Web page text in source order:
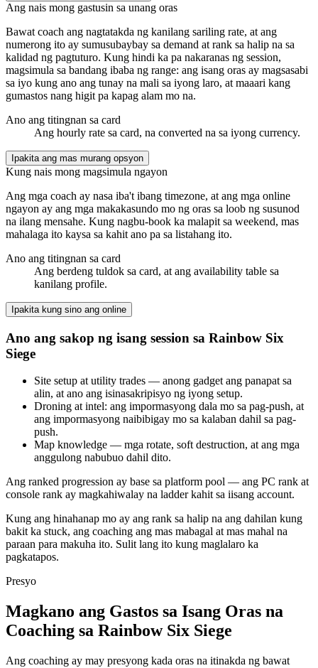
Ang nais mong gastusin sa unang oras
Bawat coach ang nagtatakda ng kanilang sariling rate, at ang
numerong ito ay sumusubaybay sa demand at rank sa halip na sa
kalidad ng pagtuturo. Kung hindi ka pa nakaranas ng session,
magsimula sa bandang ibaba ng range: ang isang oras ay magsasabi
sa iyo kung ano ang tunay na mali sa iyong laro, at maaari kang
gumastos nang higit pa kapag alam mo na.
Ano ang titingnan sa card
Ang hourly rate sa card, na converted na sa iyong currency.
Ipakita ang mas murang opsyon
Kung nais mong magsimula ngayon
Ang mga coach ay nasa iba't ibang timezone, at ang mga online
ngayon ay ang mga makakasundo mo ng oras sa loob ng susunod
na ilang mensahe. Kung nagbu-book ka malapit sa weekend, mas
mahalaga ito kaysa sa kahit ano pa sa listahang ito.
Ano ang titingnan sa card
Ang berdeng tuldok sa card, at ang availability table sa
kanilang profile.
Ipakita kung sino ang online
Ano ang sakop ng isang session sa Rainbow Six
Siege
Site setup at utility trades — anong gadget ang panapat sa
alin, at ano ang isinasakripisyo ng iyong setup.
Droning at intel: ang impormasyong dala mo sa pag-push, at
ang impormasyong naibibigay mo sa kalaban dahil sa pag-
push.
Map knowledge — mga rotate, soft destruction, at ang mga
anggulong nabubuo dahil dito.
Ang ranked progression ay base sa platform pool — ang PC rank at
console rank ay magkahiwalay na ladder kahit sa iisang account.
Kung ang hinahanap mo ay ang rank sa halip na ang dahilan kung
bakit ka stuck, ang coaching ang mas mabagal at mas mahal na
paraan para makuha ito. Sulit lang ito kung maglalaro ka
pagkatapos.
Presyo
Magkano ang Gastos sa Isang Oras na
Coaching sa Rainbow Six Siege
Ang coaching ay may presyong kada oras na itinakda ng bawat